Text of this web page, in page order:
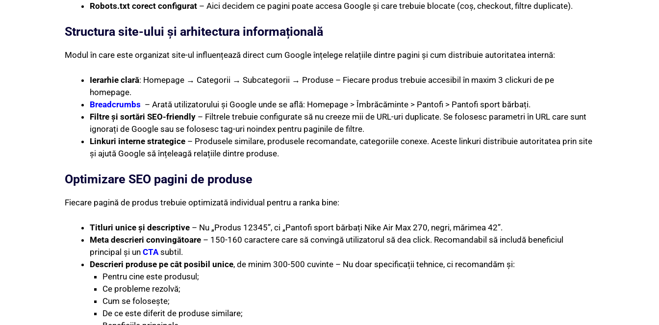
Robots.txt corect configurat – Aici decidem ce pagini poate accesa Google și care trebuie blocate (coș, checkout, filtre duplicate).
Structura site-ului și arhitectura informațională
Modul în care este organizat site-ul influențează direct cum Google înțelege relațiile dintre pagini și cum distribuie autoritatea internă:
Ierarhie clară: Homepage → Categorii → Subcategorii → Produse – Fiecare produs trebuie accesibil în maxim 3 clickuri de pe
homepage.
Breadcrumbs – Arată utilizatorului și Google unde se află: Homepage > Îmbrăcăminte > Pantofi > Pantofi sport bărbați.
Filtre și sortări SEO-friendly – Filtrele trebuie configurate să nu creeze mii de URL-uri duplicate. Se folosesc parametri în URL care sunt
ignorați de Google sau se folosesc tag-uri noindex pentru paginile de filtre.
Linkuri interne strategice – Produsele similare, produsele recomandate, categoriile conexe. Aceste linkuri distribuie autoritatea prin site
și ajută Google să înțeleagă relațiile dintre produse.
Optimizare SEO pagini de produse
Fiecare pagină de produs trebuie optimizată individual pentru a ranka bine:
Titluri unice și descriptive – Nu „Produs 12345”, ci „Pantofi sport bărbați Nike Air Max 270, negri, mărimea 42”.
Meta descrieri convingătoare – 150-160 caractere care să convingă utilizatorul să dea click. Recomandabil să includă beneficiul
principal și un CTA subtil.
Descrieri produse pe cât posibil unice, de minim 300-500 cuvinte – Nu doar specificații tehnice, ci recomandăm și:
Pentru cine este produsul;
Ce probleme rezolvă;
Cum se folosește;
De ce este diferit de produse similare;